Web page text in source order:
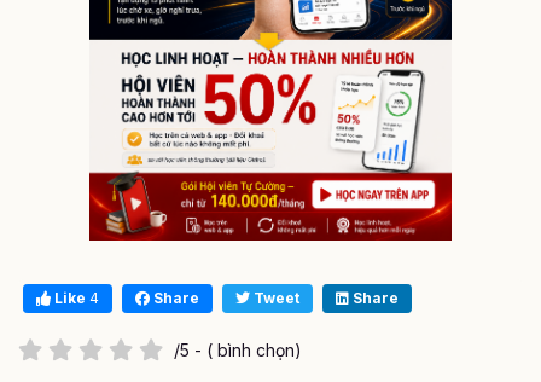
Like 4 Share Tweet Share
/5 - ( bình chọn)